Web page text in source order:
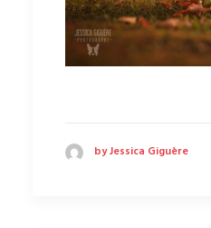
by Jessica Giguère